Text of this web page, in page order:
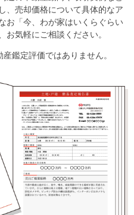
、売却価格について具体的なア
お「今、わが家はいくらぐらい
お気軽にご相談ください。
鑑定評価ではありません。